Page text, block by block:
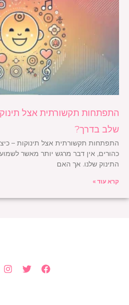
התפתחות תקשורתית אצל
שלב בדרך?
התפתחות תקשורתית אצל תינוקות –
כהורים, אין דבר מרגש יותר מאשר
התינוק שלנו. אך האם
קרא עוד »